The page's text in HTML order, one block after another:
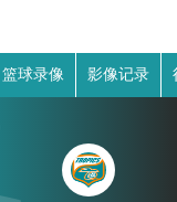
篮球录像 影像记录